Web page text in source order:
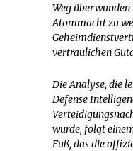
Weg
Atommacht zu
vertraulichen
Die Analyse, die
Defense
wurde, folgt
Fuß, das die